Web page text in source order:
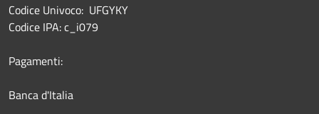
Codice Univoco: UFGYKY
Codice IPA: c_i079
Pagamenti:
Banca d'Italia